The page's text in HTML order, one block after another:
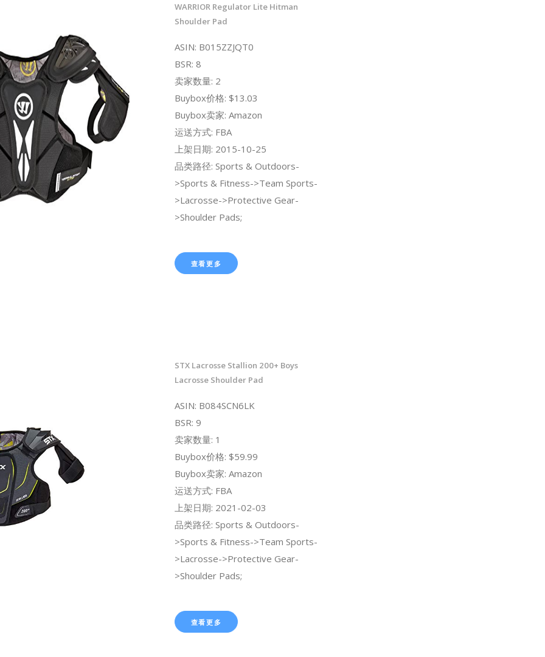
WARRIOR Regulator Lite Hitman
Shoulder Pad
ASIN: B015ZZJQT0
BSR: 8
卖家数量: 2
Buybox价格: $13.03
Buybox卖家: Amazon
运送方式: FBA
上架日期: 2015-10-25
品类路径: Sports & Outdoors-
>Sports & Fitness->Team Sports-
>Lacrosse->Protective Gear-
>Shoulder Pads;
查看更多
STX Lacrosse Stallion 200+ Boys
Lacrosse Shoulder Pad
ASIN: B084SCN6LK
BSR: 9
卖家数量: 1
Buybox价格: $59.99
Buybox卖家: Amazon
运送方式: FBA
上架日期: 2021-02-03
品类路径: Sports & Outdoors-
>Sports & Fitness->Team Sports-
>Lacrosse->Protective Gear-
>Shoulder Pads;
查看更多